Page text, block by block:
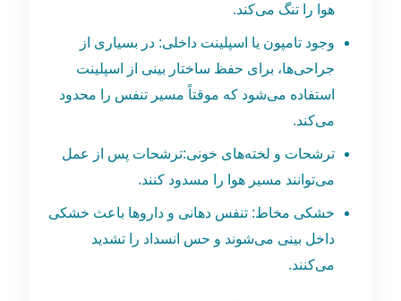
هوا را تنگ می‌کند.
وجود تامپون یا اسپلینت داخلی: در بسیاری از
جراحی‌ها، برای حفظ ساختار بینی از اسپلینت
استفاده می‌شود که موقتاً مسیر تنفس را محدود
می‌کند.
ترشحات و لخته‌های خونی:‌ترشحات پس از عمل
می‌توانند مسیر هوا را مسدود کنند.
خشکی مخاط: تنفس دهانی و داروها باعث خشکی
داخل بینی می‌شوند و حس انسداد را تشدید
می‌کنند.